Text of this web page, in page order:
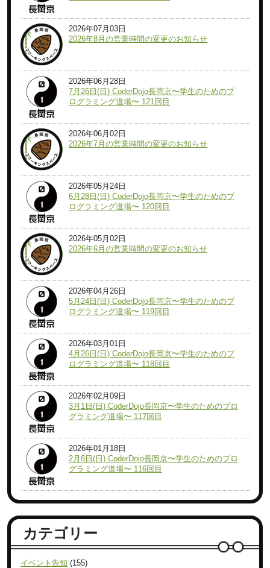
2026年07月03日
2026年8月の営業時間の変更のお知らせ
2026年06月28日
7月26日(日) CoderDojo長岡京〜学生のためのプ
ログラミング道場〜 121回目
2026年06月02日
2026年7月の営業時間の変更のお知らせ
2026年05月24日
6月28日(日) CoderDojo長岡京〜学生のためのプ
ログラミング道場〜 120回目
2026年05月02日
2026年6月の営業時間の変更のお知らせ
2026年04月26日
5月24日(日) CoderDojo長岡京〜学生のためのプ
ログラミング道場〜 119回目
2026年03月01日
4月26日(日) CoderDojo長岡京〜学生のためのプ
ログラミング道場〜 118回目
2026年02月09日
3月1日(日) CoderDojo長岡京〜学生のためのプロ
グラミング道場〜 117回目
2026年01月18日
2月8日(日) CoderDojo長岡京〜学生のためのプロ
グラミング道場〜 116回目
カテゴリー
イベント告知 (155)